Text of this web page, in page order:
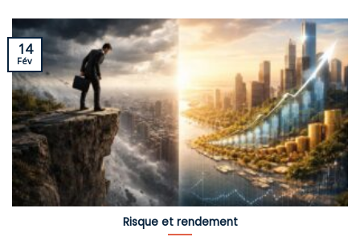
Risque et rendement
14
Fév